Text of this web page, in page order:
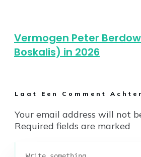
Vermogen Peter
Boskalis) in 2026
Laat Een Comment Achter
Your email address will not
Required fields are marked